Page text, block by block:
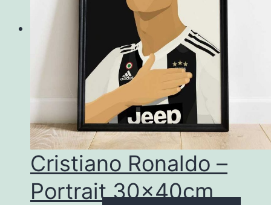
Cristiano Ronaldo –
Portrait 30x40cm